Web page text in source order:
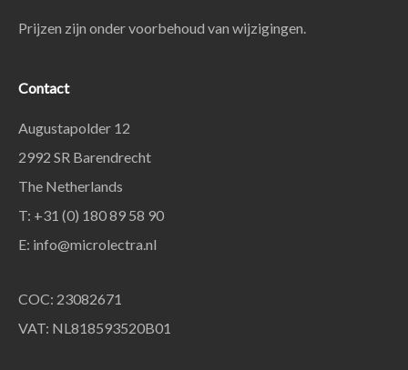
Prijzen zijn onder voorbehoud van wijzigingen.
Contact
Augustapolder 12
2992 SR Barendrecht
The Netherlands
T: +31 (0) 180 89 58 90
E: info@microlectra.nl
COC: 23082671
VAT: NL818593520B01